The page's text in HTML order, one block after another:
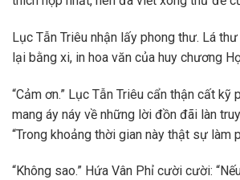
Lục Tẫn Triêu nhận lấy phong thư. Lá
lại bằng xi, in hoa văn của huy chương
“Cảm ơn.” Lục Tẫn Triêu cẩn thận cất kỹ
mang áy náy về những lời đồn đãi làn
“Trong khoảng thời gian này thật sự làm
“Không sao.” Hứa Vân Phỉ cười cười: